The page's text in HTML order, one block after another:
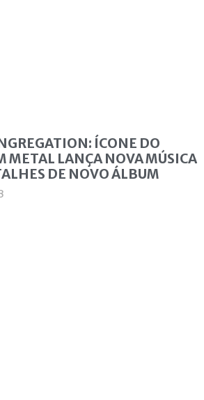
ÍCONE DO
METAL LANÇA NOVA MÚSICA
DE NOVO ÁLBUM